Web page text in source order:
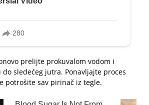
prelijte prokuvalom vodom i
sledećeg jutra. Ponavljajte proces
potrošite sav pirinač iz tegle.